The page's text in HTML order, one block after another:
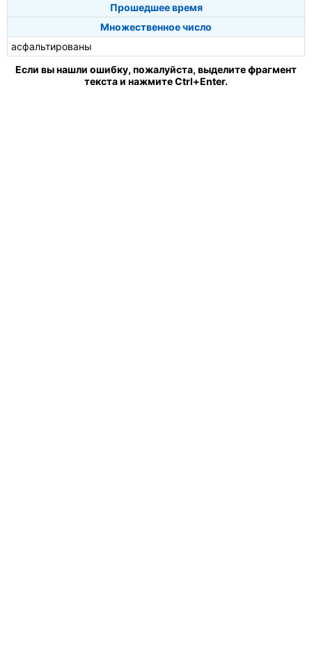
Прошедшее время
Множественное число
асфальтированы
Если вы нашли ошибку, пожалуйста, выделите фрагмент
текста и нажмите Ctrl+Enter.